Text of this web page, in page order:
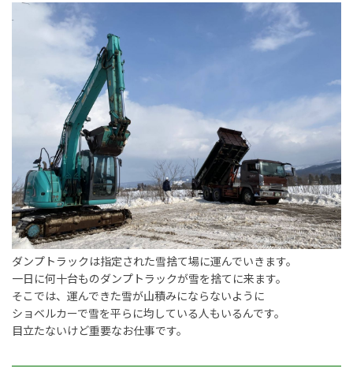
ダンプトラックは指定された雪捨て場に運んでいきます。
一日に何十台ものダンプトラックが雪を捨てに来ます。
そこでは、運んできた雪が山積みにならないように
ショベルカーで雪を平らに均している人もいるんです。
目立たないけど重要なお仕事です。
野本組紹介MOVIE
社員紹介・インタビュー
新卒採用情報
一般採用 野本組
一般採用 アグリ事業部
社内制度・福利厚生
お問い合わせ